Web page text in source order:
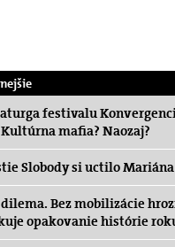
festivalu
mafia? Naozaj?
Slobody si uctilo
Bez mobilizácie
opakovanie histórie